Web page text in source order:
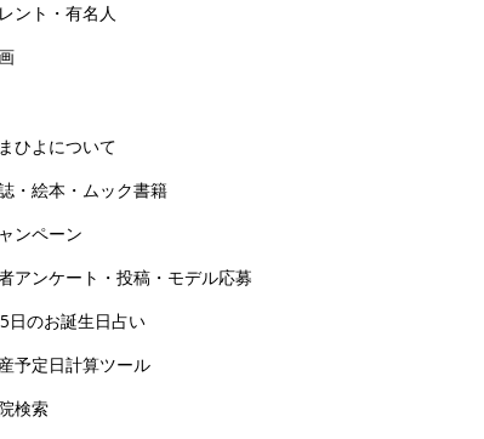
ント・有名人
ひよについて
・絵本・ムック書籍
ンペーン
アンケート・投稿・モデル応募
日のお誕生日占い
予定日計算ツール
検索